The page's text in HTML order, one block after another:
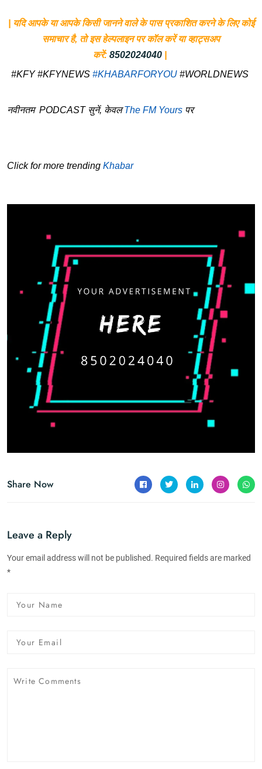
| यदि आपके या आपके किसी जानने वाले के पास प्रकाशित करने के लिए कोई
समाचार है, तो इस हेल्पलाइन पर कॉल करें या व्हाट्सअप
करें: 8502024040
#KFY #KFYNEWS #KHABARFORYOU #WORLDNEWS
नवीनतम PODCAST सुनें, केवलThe FM Yours पर
Click for more trending Khabar
Share Now
Leave a Reply
Your email address will not be published. Required fields are marked
*